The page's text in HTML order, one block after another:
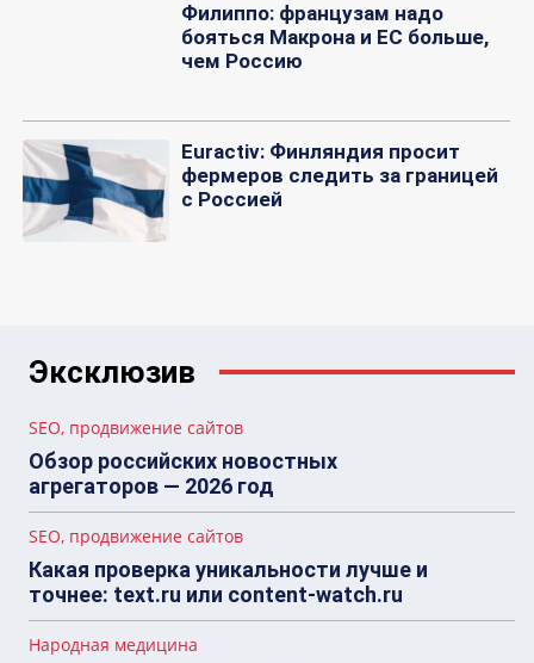
Филиппо: французам надо
бояться Макрона и ЕС больше,
чем Россию
Euractiv: Финляндия просит
фермеров следить за границей
с Россией
Эксклюзив
SEO, продвижение сайтов
Обзор российских новостных
агрегаторов — 2026 год
SEO, продвижение сайтов
Какая проверка уникальности лучше и
точнее: text.ru или content-watch.ru
Народная медицина